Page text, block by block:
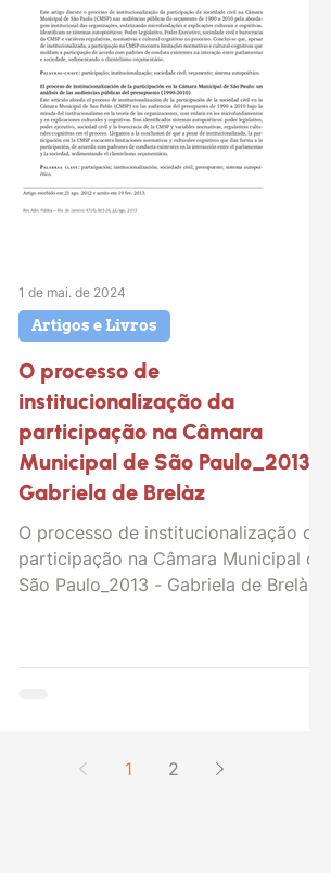
O processo de
institucionalização da
participação na Câmara
Municipal de São Paulo_2013 -
Gabriela de Brelàz
O processo de institucionalização da
participação na Câmara Municipal de
São Paulo_2013 - Gabriela de Brelàz
Artigos e Livros
1 de mai. de 2024
1 2